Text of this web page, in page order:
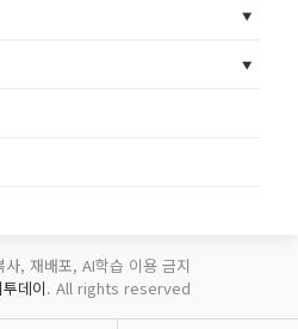
, 재배포, AI학습 이용 금지
투데이. All rights reserved